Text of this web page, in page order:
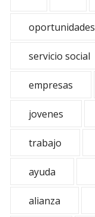
oportunidades
servicio social
empresas
jovenes
trabajo
ayuda
alianza